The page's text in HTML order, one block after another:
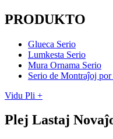
PRODUKTO
Glueca Serio
Lumkesta Serio
Mura Ornama Serio
Serio de Montraĵoj
Vidu Pli +
Plej Lastaj